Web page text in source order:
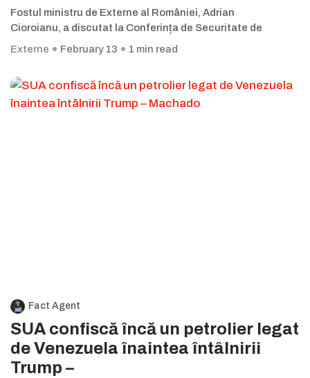
Fostul ministru de Externe al României, Adrian
Cioroianu, a discutat la Conferința de Securitate de
Externe
February 13 1 min read
Fact Agent
SUA confiscă încă un petrolier legat
de Venezuela înaintea întâlnirii
Trump –